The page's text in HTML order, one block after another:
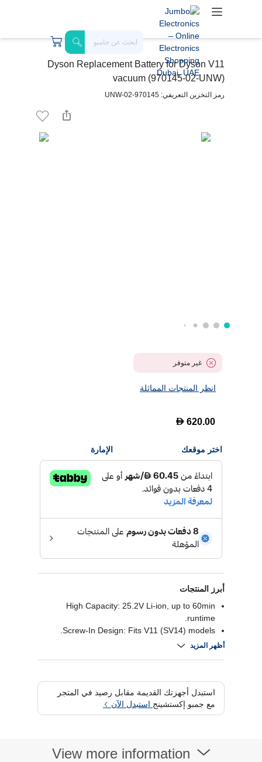
Dyson Replacement Battery for Dyson V11
vacuum (970145-02-UNW)
رمز التخزين التعريفي: 970145-02-UNW
غير متوفر
انظر المنتجات المماثلة
D 620.00
اختر موقعك الإمارة
أبرز المنتجات
High Capacity: 25.2V Li-ion, up to 60min
runtime.
Screw-In Design: Fits V11 (SV14) models.
OEM Quality: Grade A cells for safety and
restore performance.
أظهر المزيد
استبدل أجهزتك القديمة مقابل رصيد في المتجر
مع جمبو إكستشينج استبدل الآن
View more information